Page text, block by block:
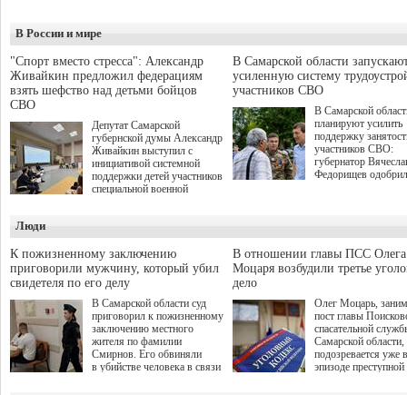
В России и мире
"Спорт вместо стресса": Александр
Живайкин предложил федерациям
взять шефство над детьми бойцов
СВО
Депутат Самарской
губернской думы Александр
Живайкин выступил с
инициативой системной
поддержки детей участников
специальной военной
"Помощь фронту и семьям
участников СВО", которая
прошла в Отрадном 7
августа.
В Самарской области
усиленную систему
участников СВО
В Самарской
планируют усилить
поддержку
участников СВО:
губернатор
Федорищев
на трудоустройство
спокойную
мирной жизни.
Люди
К пожизненному заключению
приговорили мужчину, который убил
свидетеля по его делу
В Самарской области суд
приговорил к пожизненному
заключению местного
жителя по фамилии
Смирнов. Его обвиняли
в убийстве человека в связи
В отношении главы ПСС Олега
Моцаря возбудили третье
дело
Олег Моцарь,
пост главы
спасательной
Самарской области,
подозревается уже
эпизоде преступной